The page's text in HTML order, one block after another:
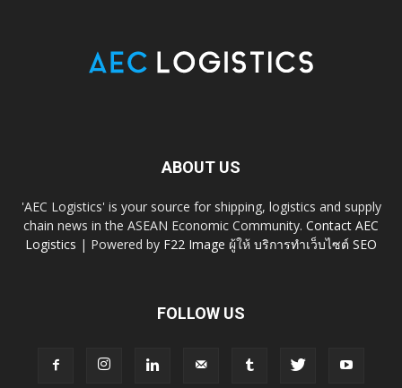
ABOUT US
'AEC Logistics' is your source for shipping, logistics and supply
chain news in the ASEAN Economic Community. Contact AEC
Logistics | Powered by F22 Image ผู้ให้ บริการทำเว็บไซต์ SEO
FOLLOW US